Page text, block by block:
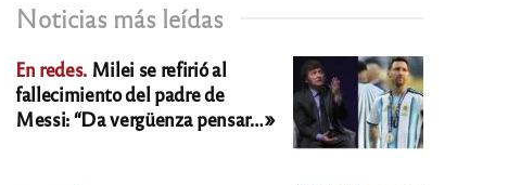
Noticias más leídas
En redes. Milei se refirió al
fallecimiento del padre de
Messi: “Da vergüenza pensar…»